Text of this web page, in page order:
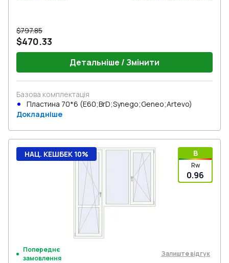
$797.85
$470.33
Детальніше / Змінити
Базова комплектація
Пластина 70*6 (E60;BrD;Synego;Geneo;Artevo)
Докладніше
B
Rw
0.96
НАЦ. КЕШБЕК 10%
Попереднє
замовлення
Залиште відгук